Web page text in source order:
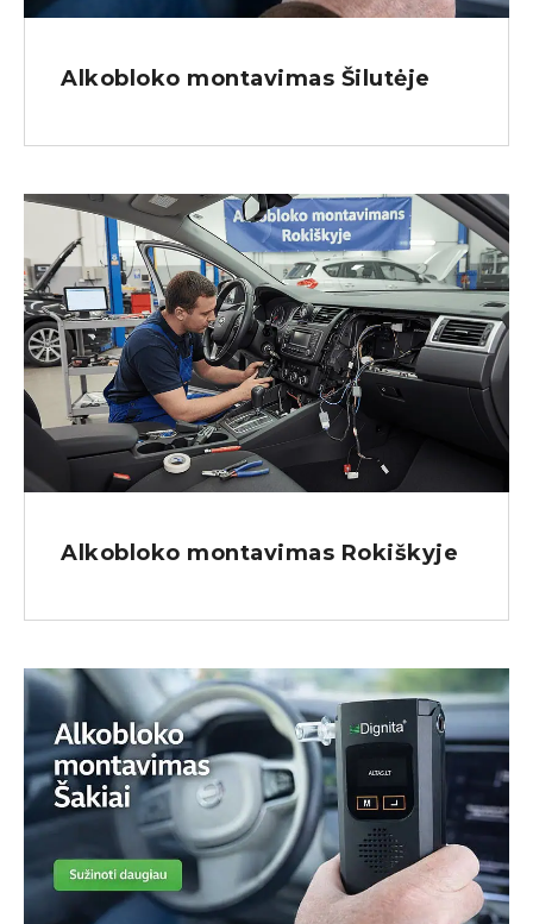
Alkobloko montavimas Šilutėje
Alkobloko montavimas Rokiškyje